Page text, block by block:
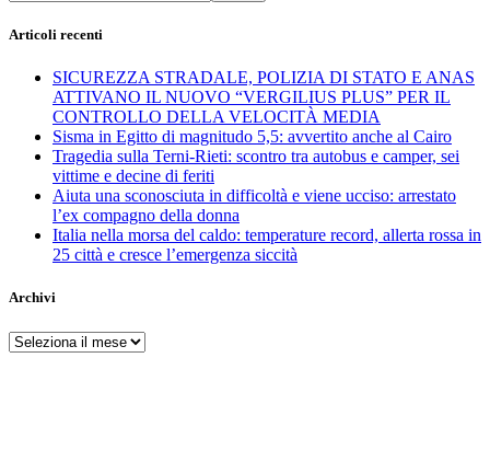
Articoli recenti
SICUREZZA STRADALE, POLIZIA DI STATO E ANAS
ATTIVANO IL NUOVO “VERGILIUS PLUS” PER IL
CONTROLLO DELLA VELOCITÀ MEDIA
Sisma in Egitto di magnitudo 5,5: avvertito anche al Cairo
Tragedia sulla Terni-Rieti: scontro tra autobus e camper, sei
vittime e decine di feriti
Aiuta una sconosciuta in difficoltà e viene ucciso: arrestato
l’ex compagno della donna
Italia nella morsa del caldo: temperature record, allerta rossa in
25 città e cresce l’emergenza siccità
Archivi
Archivi